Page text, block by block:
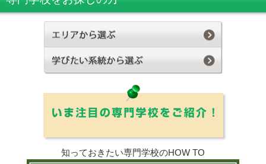
知っておきたい専門学校のHOW TO